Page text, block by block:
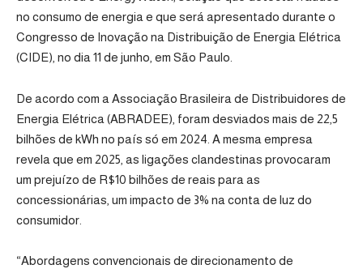
no consumo de energia e que será apresentado durante o
Congresso de Inovação na Distribuição de Energia Elétrica
(CIDE), no dia 11 de junho, em São Paulo.
De acordo com a Associação Brasileira de Distribuidores de
Energia Elétrica (ABRADEE), foram desviados mais de 22,5
bilhões de kWh no país só em 2024. A mesma empresa
revela que em 2025, as ligações clandestinas provocaram
um prejuízo de R$10 bilhões de reais para as
concessionárias, um impacto de 3% na conta de luz do
consumidor.
“Abordagens convencionais de direcionamento de